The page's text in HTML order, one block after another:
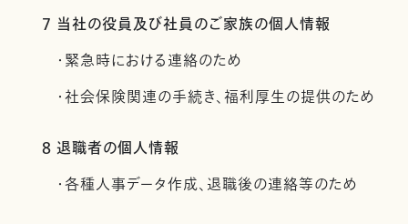
7 当社の役員及び社員のご家族の個人情報
・緊急時における連絡のため
・社会保険関連の手続き、福利厚生の提供のため
8 退職者の個人情報
・各種人事データ作成、退職後の連絡等のため